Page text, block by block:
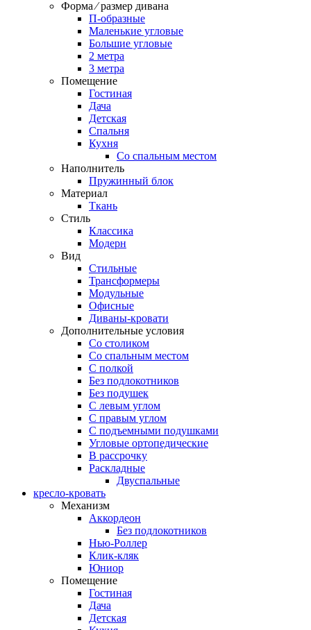
Форма ⁄ размер дивана
П-образные
Маленькие угловые
Большие угловые
2 метра
3 метра
Помещение
Гостиная
Дача
Детская
Спальня
Кухня
Со спальным местом
Наполнитель
Пружинный блок
Материал
Ткань
Стиль
Классика
Модерн
Вид
Стильные
Трансформеры
Модульные
Офисные
Диваны-кровати
Дополнительные условия
Со столиком
Со спальным местом
С полкой
Без подлокотников
Без подушек
C левым углом
C правым углом
С подъемными подушками
Угловые ортопедические
В рассрочку
Раскладные
Двуспальные
кресло-кровать
Механизм
Аккордеон
Без подлокотников
Нью-Роллер
Клик-кляк
Юниор
Помещение
Гостиная
Дача
Детская